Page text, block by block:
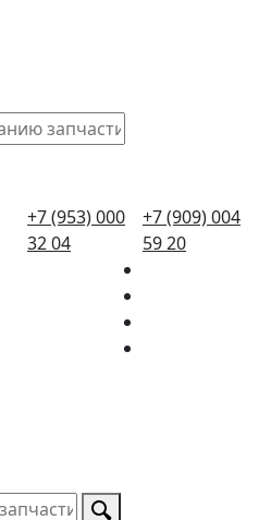
+7 (953) 000
32 04
+7 (909) 004
59 20